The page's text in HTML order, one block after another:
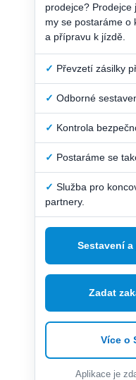
prodejce?
my se postaráme o
a přípravu k jízdě.
✓ Převzetí zásilky
✓ Odborné
✓ Kontrola
✓ Postaráme se
✓ Služba pro
partnery.
Sestavení
Zadat
Více o
Aplikace je